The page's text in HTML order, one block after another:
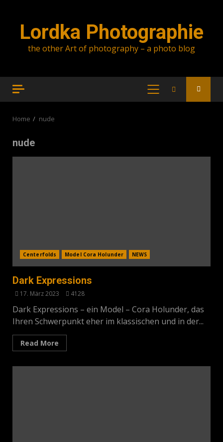
Lordka Photographie
the other Art of photography – a photo blog
PRIMARY
Home nude
nude
Centerfolds Model Cora Holunder NEWS
Dark Expressions
17. März 2023 4128
Dark Expressions – ein Model – Cora Holunder, das
Ihren Schwerpunkt eher im klassischen und in der...
Read More